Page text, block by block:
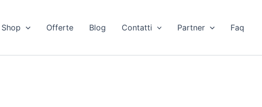
Shop Offerte Blog Contatti Partner Faq